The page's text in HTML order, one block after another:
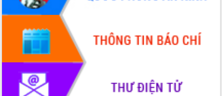
Đắk Lắk nâng cao hiệu quả công tác
Đảng từ Sổ tay đảng viên điện tử
Đắk Lắk đẩy mạnh nuôi biển công
nghệ, hướng tới phát triển thủy sản
bền vững
Tập huấn nâng cao năng lực triển khai
chuyển đổi số cho cán bộ, công chức
cấp xã